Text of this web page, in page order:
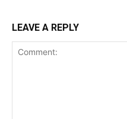
LEAVE A REPLY